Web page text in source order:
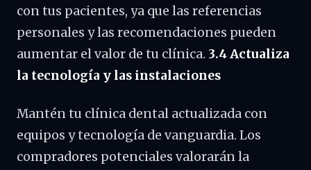
con tus pacientes, ya que las referencias
personales y las recomendaciones pueden
aumentar el valor de tu clínica. 3.4 Actualiza
la tecnología y las instalaciones
Mantén tu clínica dental actualizada con
equipos y tecnología de vanguardia. Los
compradores potenciales valorarán la